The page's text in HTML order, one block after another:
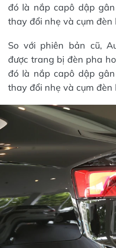
đó là nắp capô dập
thay đổi nhẹ và cụm đèn
So với phiên bản cũ,
được trang bị đèn pha
đó là nắp capô dập
thay đổi nhẹ và cụm đèn